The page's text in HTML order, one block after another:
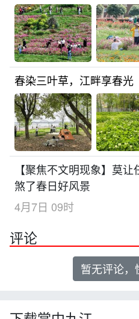
春染三叶草，江畔享春光
【聚焦不文明现象】莫让
煞了春日好风景
4月7日 09时
评论
暂无评论，